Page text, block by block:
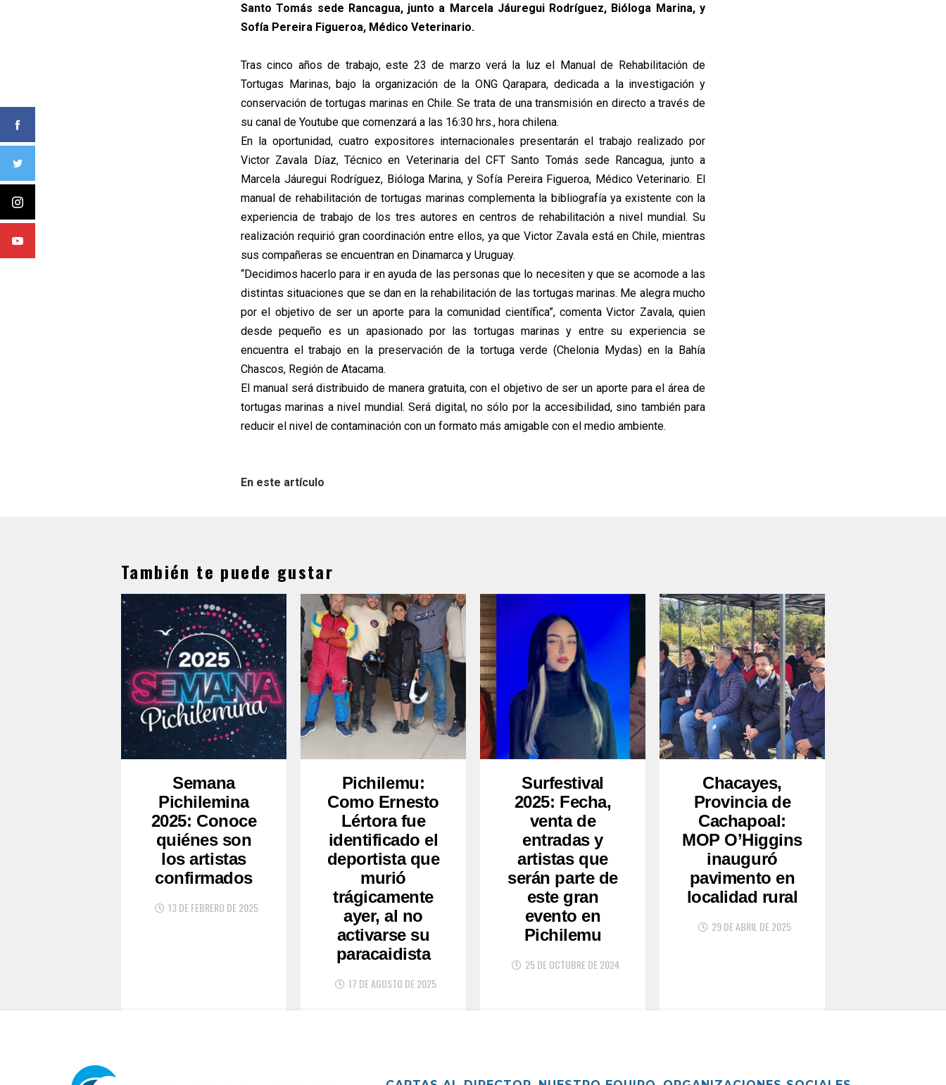
Santo Tomás sede Rancagua, junto a Marcela Jáuregui Rodríguez, Bióloga Marina, y
Sofía Pereira Figueroa, Médico Veterinario.
Tras cinco años de trabajo, este 23 de marzo verá la luz el Manual de Rehabilitación de
Tortugas Marinas, bajo la organización de la ONG Qarapara, dedicada a la investigación y
conservación de tortugas marinas en Chile. Se trata de una transmisión en directo a través de
su canal de Youtube que comenzará a las 16:30 hrs., hora chilena.
En la oportunidad, cuatro expositores internacionales presentarán el trabajo realizado por
Victor Zavala Díaz, Técnico en Veterinaria del CFT Santo Tomás sede Rancagua, junto a
Marcela Jáuregui Rodríguez, Bióloga Marina, y Sofía Pereira Figueroa, Médico Veterinario. El
manual de rehabilitación de tortugas marinas complementa la bibliografía ya existente con la
experiencia de trabajo de los tres autores en centros de rehabilitación a nivel mundial. Su
realización requirió gran coordinación entre ellos, ya que Victor Zavala está en Chile, mientras
sus compañeras se encuentran en Dinamarca y Uruguay.
“Decidimos hacerlo para ir en ayuda de las personas que lo necesiten y que se acomode a las
distintas situaciones que se dan en la rehabilitación de las tortugas marinas. Me alegra mucho
por el objetivo de ser un aporte para la comunidad científica”, comenta Victor Zavala, quien
desde pequeño es un apasionado por las tortugas marinas y entre su experiencia se
encuentra el trabajo en la preservación de la tortuga verde (Chelonia Mydas) en la Bahía
Chascos, Región de Atacama.
El manual será distribuido de manera gratuita, con el objetivo de ser un aporte para el área de
tortugas marinas a nivel mundial. Será digital, no sólo por la accesibilidad, sino también para
reducir el nivel de contaminación con un formato más amigable con el medio ambiente.
En este artículo
También te puede gustar
Semana
Pichilemina
2025: Conoce
quiénes son
los artistas
confirmados
13 DE FEBRERO DE 2025
Pichilemu:
Como Ernesto
Lértora fue
identificado el
deportista que
murió
trágicamente
ayer, al no
activarse su
paracaidista
17 DE AGOSTO DE 2025
Surfestival
2025: Fecha,
venta de
entradas y
artistas que
serán parte de
este gran
evento en
Pichilemu
25 DE OCTUBRE DE 2024
Chacayes,
Provincia de
Cachapoal:
MOP O’Higgins
inauguró
pavimento en
localidad rural
29 DE ABRIL DE 2025